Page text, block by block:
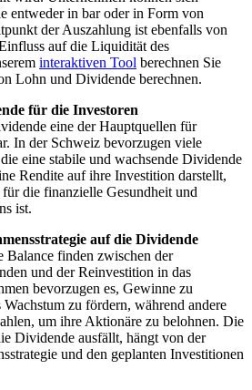
entweder in bar oder in Form von
der Auszahlung ist ebenfalls von
auf die Liquidität des
interaktiven Tool berechnen Sie
Lohn und Dividende berechnen.
für die Investoren
eine der Hauptquellen für
In der Schweiz bevorzugen viele
eine stabile und wachsende Dividende
Rendite auf ihre Investition darstellt,
die finanzielle Gesundheit und
ist.
auf die Dividende
Balance finden zwischen der
und der Reinvestition in das
bevorzugen es, Gewinne zu
zu fördern, während andere
um ihre Aktionäre zu belohnen. Die
Dividende ausfällt, hängt von der
und den geplanten Investitionen